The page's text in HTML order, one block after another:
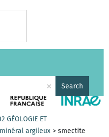
× Search
GÉOLOGIE ET
minéral argileux >smectite